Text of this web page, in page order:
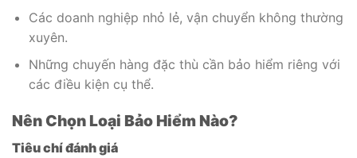
Các doanh nghiệp nhỏ lẻ, vận chuyển không thường
xuyên.
Những chuyến hàng đặc thù cần bảo hiểm riêng với
các điều kiện cụ thể.
Nên Chọn Loại Bảo Hiểm Nào?
Tiêu chí đánh giá